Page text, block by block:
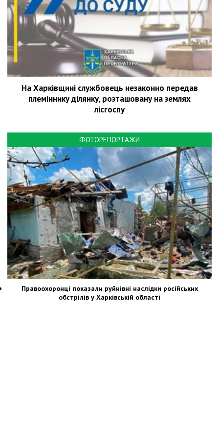
На Харківщині службовець незаконно передав
племіннику ділянку, розташовану на землях
лісгоспу
ФОТОРЕПОРТАЖИ
Правоохоронці показали руйнівні наслідки російських
обстрілів у Харківській області